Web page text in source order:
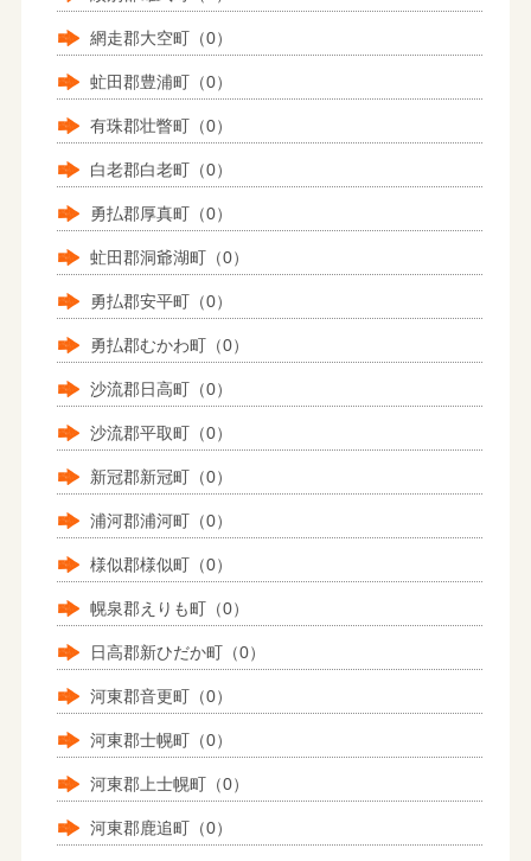
網走郡大空町（0）
虻田郡豊浦町（0）
有珠郡壮瞥町（0）
白老郡白老町（0）
勇払郡厚真町（0）
虻田郡洞爺湖町（0）
勇払郡安平町（0）
勇払郡むかわ町（0）
沙流郡日高町（0）
沙流郡平取町（0）
新冠郡新冠町（0）
浦河郡浦河町（0）
様似郡様似町（0）
幌泉郡えりも町（0）
日高郡新ひだか町（0）
河東郡音更町（0）
河東郡士幌町（0）
河東郡上士幌町（0）
河東郡鹿追町（0）